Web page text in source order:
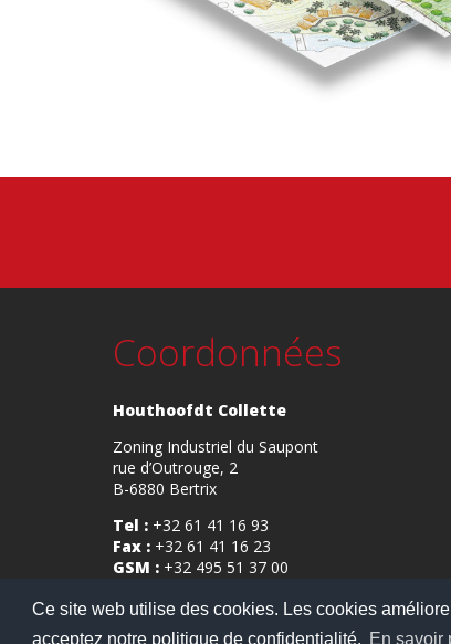
Ce site web utilise des cookies. Les cookies
acceptez notre politique de confidentialité. En savoir
Coordonnées
Houthoofdt Collette
Zoning Industriel du Saupont
rue d’Outrouge, 2
B-6880 Bertrix
Tel : +32 61 41 16 93
Fax : +32 61 41 16 23
GSM : +32 495 51 37 00
TVA :BE0457.314.319